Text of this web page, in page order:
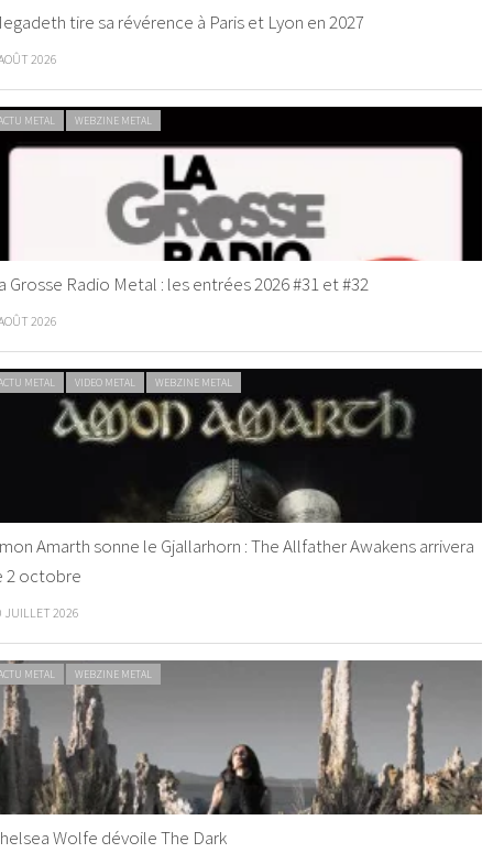
tire sa révérence à Paris et Lyon en 2027
2026
METAL WEBZINE METAL
Grosse Radio Metal : les entrées 2026 #31 et #32
2026
METAL VIDEO METAL WEBZINE METAL
Amarth sonne le Gjallarhorn : The Allfather Awakens arrivera
2 octobre
JUILLET 2026
METAL WEBZINE METAL
Wolfe dévoile The Dark